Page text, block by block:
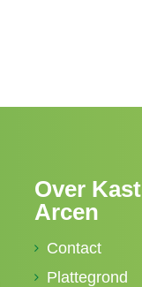
Over
Arcen
Contact
Plattegrond